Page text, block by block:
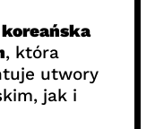
koreańska
, która
utwory
jak i